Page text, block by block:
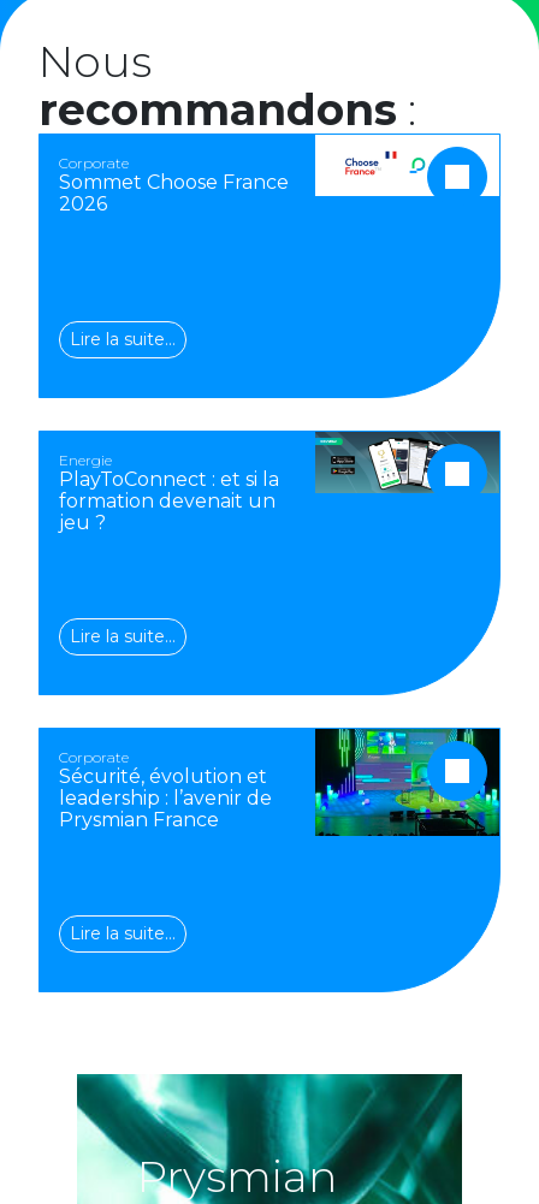
Nous
recommandons :
Corporate
Sommet Choose France
2026
Lire la suite…
Energie
PlayToConnect : et si la
formation devenait un
jeu ?
Lire la suite…
Corporate
Sécurité, évolution et
leadership : l’avenir de
Prysmian France
Lire la suite…
Prysmian